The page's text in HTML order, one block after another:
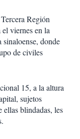
Re­gión
viernes en la
sinaloen­se, donde
de civiles
15, a la altura
sujetos
ellas blindadas, les